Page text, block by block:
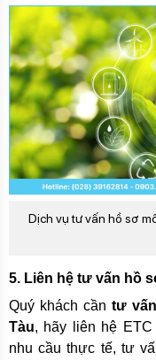
Dịch vụ tư vấn hồ sơ
5. Liên hệ tư vấn hồ
Quý khách cần tư
Tàu, hãy liên hệ
nhu cầu thực tế, tư